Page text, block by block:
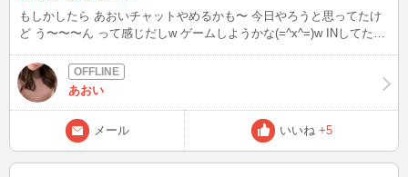
もしかしたら あおいチャットやめるかも〜 今日やろうと思ってたけ
ど う〜〜〜ん って感じだしw ゲームしようかな(=^x^=)w INしてたら
あおい
メール いいね +5